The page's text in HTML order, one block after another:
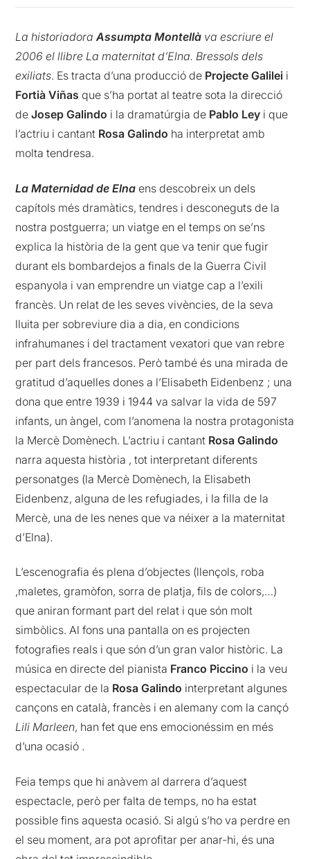
La historiadoraAssumpta Montellà va escriure el
2006 el llibre La maternitat d’Elna. Bressols dels
exiliats. Es tracta d’una producció de Projecte Galilei i
Fortià Viñas que s’ha portat al teatre sota la direcció
deJosep Galindo i la dramatúrgia de Pablo Ley i que
l’actriu i cantant Rosa Galindo ha interpretat amb
molta tendresa.
La Maternidad de Elna ens descobreix un dels
capítols més dramàtics, tendres i desconeguts de la
nostra postguerra; un viatge en el temps on se’ns
explica la història de la gent que va tenir que fugir
durant els bombardejos a finals de la Guerra Civil
espanyola i van emprendre un viatge cap a l’exili
francès. Un relat de les seves vivències, de la seva
lluita per sobreviure dia a dia, en condicions
infrahumanes i del tractament vexatori que van rebre
per part dels francesos. Però també és una mirada de
gratitud d’aquelles dones a l’Elisabeth Eidenbenz ; una
dona que entre 1939 i 1944 va salvar la vida de 597
infants, un àngel, com l’anomena la nostra protagonista
la Mercè Domènech. L’actriu i cantant Rosa Galindo
narra aquesta història , tot interpretant diferents
personatges (la Mercè Domènech, la Elisabeth
Eidenbenz, alguna de les refugiades, i la filla de la
Mercè, una de les nenes que va néixer a la maternitat
d’Elna).
L’escenografia és plena d’objectes (llençols, roba
,maletes, gramòfon, sorra de platja, fils de colors,…)
que aniran formant part del relat i que són molt
simbòlics. Al fons una pantalla on es projecten
fotografies reals i que són d’un gran valor històric. La
música en directe del pianista Franco Piccino i la veu
espectacular de la Rosa Galindo interpretant algunes
cançons en català, francès i en alemany com la cançó
Lili Marleen, han fet que ens emocionéssim en més
d’una ocasió .
Feia temps que hi anàvem al darrera d’aquest
espectacle, però per falta de temps, no ha estat
possible fins aquesta ocasió. Si algú s’ho va perdre en
el seu moment, ara pot aprofitar per anar-hi, és una